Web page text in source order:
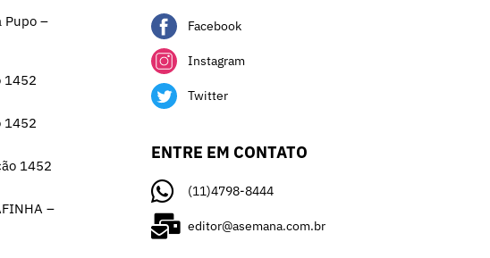
Pupo –
1452
1452
1452
–
Facebook
Instagram
Twitter
ENTRE EM CONTATO
(11)4798-8444
editor@asemana.com.br